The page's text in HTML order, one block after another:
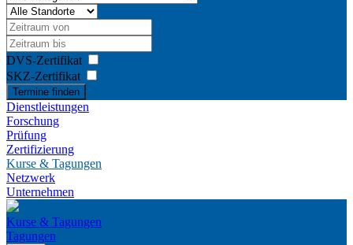
DVS-Zertifikat
SKZ-Zertifikat
Termine finden
Dienstleistungen
Forschung
Prüfung
Zertifizierung
Kurse & Tagungen
Netzwerk
Unternehmen
Kurse & Tagungen
Tagungen